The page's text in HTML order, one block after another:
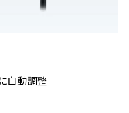
自動調整